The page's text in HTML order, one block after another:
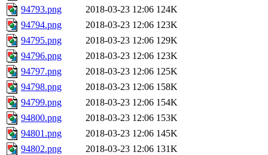
94793.png
2018-03-23 12:06 124K
94794.png
2018-03-23 12:06 123K
94795.png
2018-03-23 12:06 129K
94796.png
2018-03-23 12:06 123K
94797.png
2018-03-23 12:06 125K
94798.png
2018-03-23 12:06 158K
94799.png
2018-03-23 12:06 154K
94800.png
2018-03-23 12:06 153K
94801.png
2018-03-23 12:06 145K
94802.png
2018-03-23 12:06 131K